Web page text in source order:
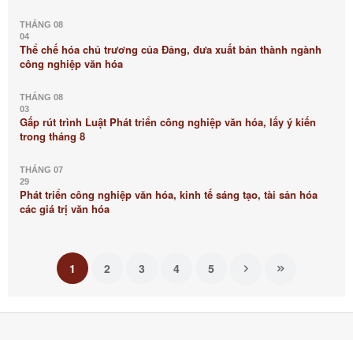
THÁNG 08
04
Thể chế hóa chủ trương của Đảng, đưa xuất bản thành ngành
công nghiệp văn hóa
THÁNG 08
03
Gấp rút trình Luật Phát triển công nghiệp văn hóa, lấy ý kiến
trong tháng 8
THÁNG 07
29
Phát triển công nghiệp văn hóa, kinh tế sáng tạo, tài sản hóa
các giá trị văn hóa
1 2 3 4 5